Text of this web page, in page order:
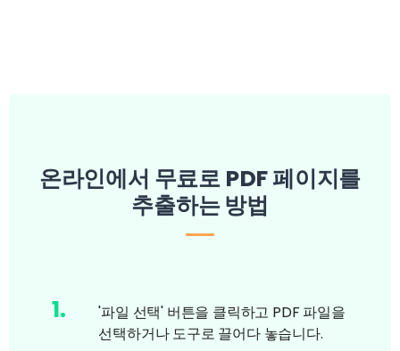
온라인에서 무료로 PDF 페이지를
추출하는 방법
1.
'파일 선택' 버튼을 클릭하고 PDF 파일을
선택하거나 도구로 끌어다 놓습니다.